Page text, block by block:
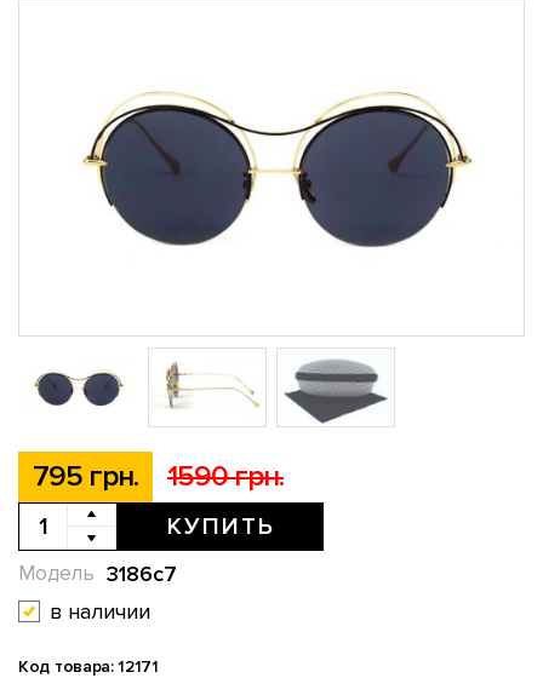
795 грн. 1590 грн.
КУПИТЬ
3186c7
Модель
в наличии
Код товара: 12171